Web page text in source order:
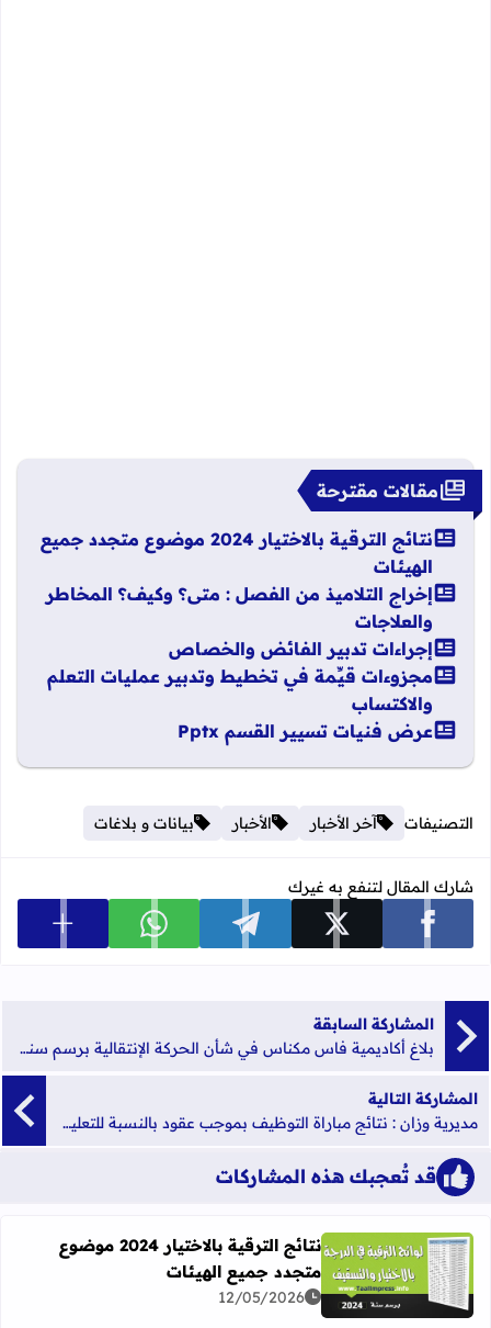
مقالات مقترحة
نتائج الترقية بالاختيار 2024 موضوع متجدد جميع
الهيئات
إخراج التلاميذ من الفصل : متى؟ وكيف؟ المخاطر
والعلاجات
إجراءات تدبير الفائض والخصاص
مجزوءات قيِّمة في تخطيط وتدبير عمليات التعلم
والاكتساب
عرض فنيات تسيير القسم Pptx
التصنيفات آخر الأخبار الأخبار بيانات و بلاغات
شارك المقال لتنفع به غيرك
شارك على facebook شارك على x شارك على telegram شارك على whatsapp عرض
المشاركة السابقة
بلاغ أكاديمية فاس مكناس في شأن الحركة الإنتقالية برسم سنة 2016 / 2017
المشاركة التالية
مديرية وزان : نتائج مباراة التوظيف بموجب عقود بالنسبة للتعليم الابتدائي دورة يونيو 2017
قد تُعجبك هذه المشاركات
اقرأ المزيد عن نتائج الترقية بالاختيار 2024 موضوع متجدد جميع الهيئات
نتائج الترقية بالاختيار 2024 موضوع
متجدد جميع الهيئات
12/05/2026